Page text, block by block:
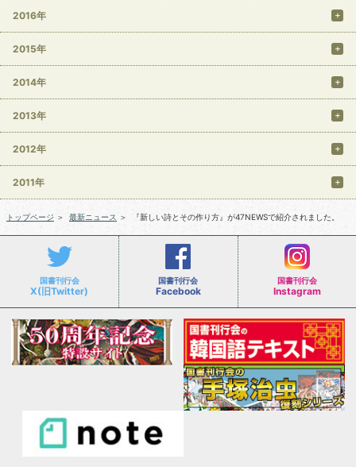
2016年
2015年
2014年
2013年
2012年
2011年
トップページ ＞ 最新ニュース ＞ 『新しい詩とその作り方』が47NEWSで紹介されました。
国書刊行会
X(旧Twitter)
国書刊行会
Facebook
国書刊行会
Instagram